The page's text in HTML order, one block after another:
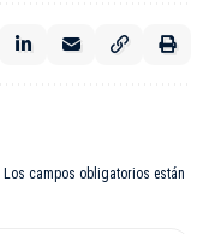
Los campos obligatorios están